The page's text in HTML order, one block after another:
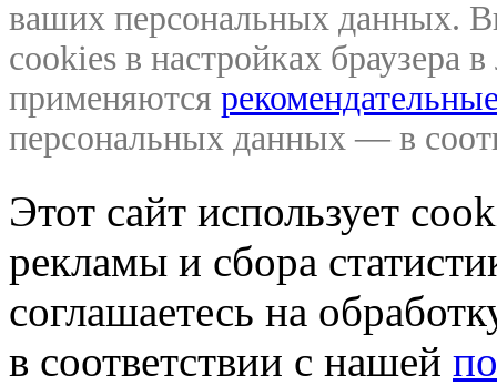
ваших персональных данных.
cookies в настройках браузера
применяются
персональных данных — в
Этот сайт использует
рекламы и сбора
соглашаетесь на
в соответствии с нашей